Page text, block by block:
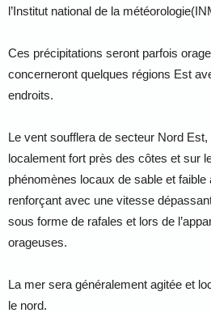
l’Institut national de la
Ces précipitations seront parfois
concerneront quelques régions Est
endroits.
Le vent soufflera de secteur Nord
localement fort près des côtes et sur
phénomènes locaux de sable et
renforçant avec une vitesse
sous forme de rafales et lors de
orageuses.
La mer sera généralement agitée et
le nord.